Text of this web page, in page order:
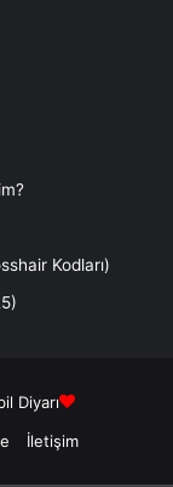
Kodları)
Diyarı
İletişim